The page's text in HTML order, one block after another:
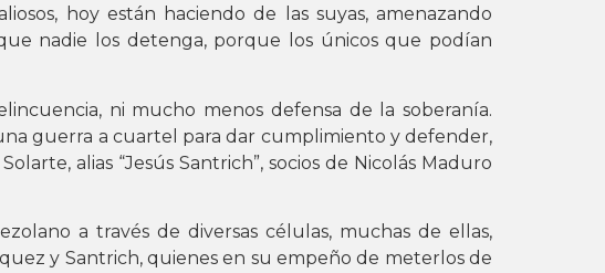
hoy están haciendo de las suyas, amenazando
nadie los detenga, porque los únicos que podían
ni mucho menos defensa de la soberanía.
guerra a cuartel para dar cumplimiento y defender,
alias “Jesús Santrich”, socios de Nicolás Maduro
a través de diversas células, muchas de ellas,
y Santrich, quienes en su empeño de meterlos de